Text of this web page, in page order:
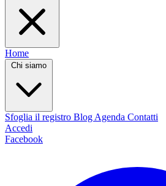
Home
Chi siamo
Sfoglia il registro Blog Agenda Contatti
Accedi
Facebook